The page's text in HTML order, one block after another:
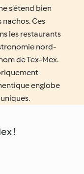
s’étend bien
Ces
les restaurants
nord-
de Tex-Mex.
englobe
!